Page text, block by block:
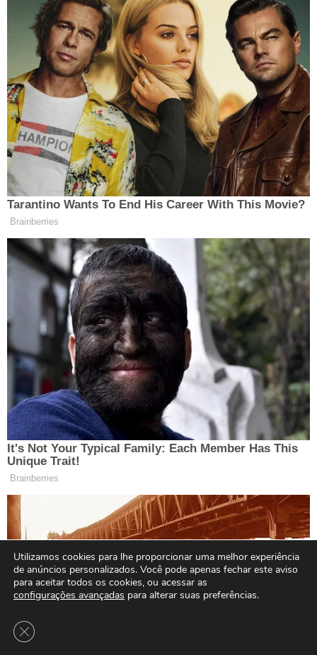
Utilizamos cookies para lhe proporcionar uma melhor experiência
de anúncios personalizados. Você pode apenas fechar este aviso
para aceitar todos os cookies, ou acessar as
configurações avançadas para alterar suas preferências.
Close GDPR Cookie Banner